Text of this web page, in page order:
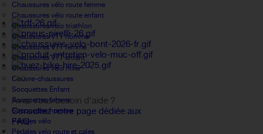
Chaussures vélo route femme
Chaussures vélo route enfant
Chaussures vélo triathlon
Chaussures VTT homme
Chaussures VTT femme
Chaussures VTT enfant
Chaussures vélo hiver
Couvre-chaussures
Socquettes Enfant
Socquettes femme
Socquettes homme
Pédales vélo
Pédales velo route et cales
FAQ
Avez vous besoin d'aide ?
Consultez notre page dédiée aux
FAQ.